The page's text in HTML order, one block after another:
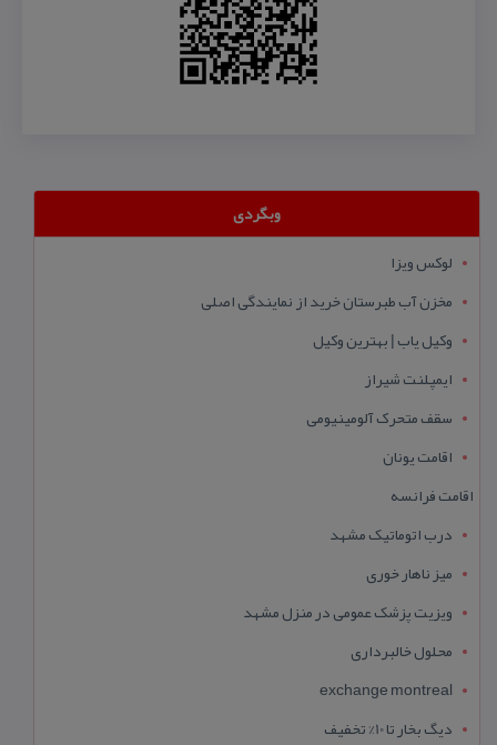
وبگردی
لوکس ویزا
مخزن آب طبرستان خرید از نمایندگی اصلی
وکیل یاب | بهترین وکیل
ایمپلنت شیراز
سقف متحرک آلومینیومی
اقامت یونان
اقامت فرانسه
درب اتوماتیک مشهد
میز ناهار خوری
ویزیت پزشک عمومی در منزل مشهد
محلول خالبرداری
exchange montreal
دیگ بخار تا 10% تخفیف